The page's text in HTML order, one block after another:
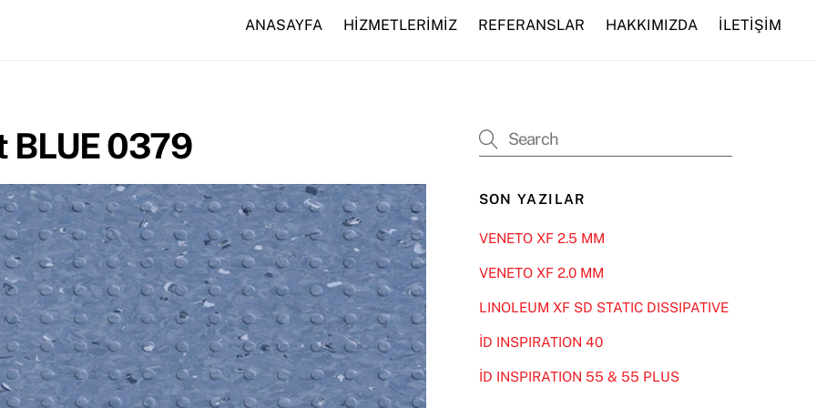
ANASAYFA HİZMETLERİMİZ REFERANSLAR HAKKIMIZDA İLETİŞİM
BLUE 0379
SON YAZILAR
VENETO XF 2.5 MM
VENETO XF 2.0 MM
LINOLEUM XF SD STATIC DISSIPATIVE
İD INSPIRATION 40
İD INSPIRATION 55 & 55 PLUS